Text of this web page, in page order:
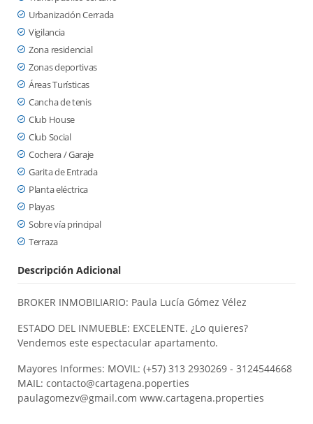
Urbanización Cerrada
Vigilancia
Zona residencial
Zonas deportivas
Áreas Turísticas
Cancha de tenis
Club House
Club Social
Cochera / Garaje
Garita de Entrada
Planta eléctrica
Playas
Sobre vía principal
Terraza
Descripción Adicional
BROKER INMOBILIARIO: Paula Lucía Gómez Vélez
ESTADO DEL INMUEBLE: EXCELENTE. ¿Lo quieres?
Vendemos este espectacular apartamento.
Mayores Informes: MOVIL: (+57) 313 2930269 - 3124544668
MAIL: contacto@cartagena.poperties
paulagomezv@gmail.com www.cartagena.properties